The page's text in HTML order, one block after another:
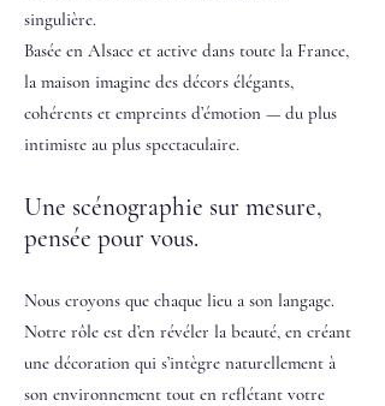
singulière.
Basée en Alsace et active dans toute la France,
la maison imagine des décors élégants,
cohérents et empreints d’émotion — du plus
intimiste au plus spectaculaire.
Une scénographie sur mesure,
pensée pour vous.
Nous croyons que chaque lieu a son langage.
Notre rôle est d’en révéler la beauté, en créant
une décoration qui s’intègre naturellement à
son environnement tout en reflétant votre